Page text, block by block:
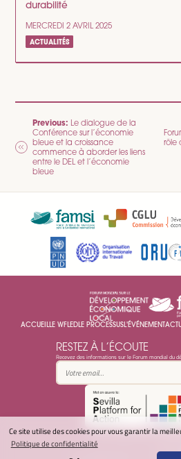
Ce site utilise des cookies pour vous garantir la
Politique de confidentialité
durabilité
MERCREDI 2 AVRIL 2025
ACTUALITÉS
NAVIGATION
DE
L’ARTICLE
Previous: Le dialogue de la
Conférence sur l’économie
bleue et la croissance
commence à aborder les liens
entre le DEL et l’économie
bleue
rôle
ACCUEILLE WFLEDLE PROCESSUSL'ÉVÉNEMENT
RESTEZ À L’ÉCOUTE
Recevez des informations sur le Forum mondial du
© Forum mondial LED 2025 -
secretariat@ledworldforum.org